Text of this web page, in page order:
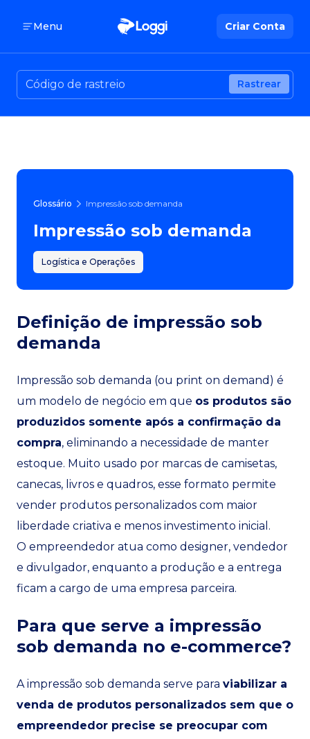
Menu Criar Conta
Rastrear
Glossário Impressão sob demanda
Impressão sob demanda
Logística e Operações
Definição de impressão sob
demanda
Impressão sob demanda (ou print on demand) é
um modelo de negócio em que os produtos são
produzidos somente após a confirmação da
compra, eliminando a necessidade de manter
estoque. Muito usado por marcas de camisetas,
canecas, livros e quadros, esse formato permite
vender produtos personalizados com maior
liberdade criativa e menos investimento inicial.
O empreendedor atua como designer, vendedor
e divulgador, enquanto a produção e a entrega
ficam a cargo de uma empresa parceira.
Para que serve a impressão
sob demanda no e-commerce?
A impressão sob demanda serve para viabilizar a
venda de produtos personalizados sem que o
empreendedor precise se preocupar com